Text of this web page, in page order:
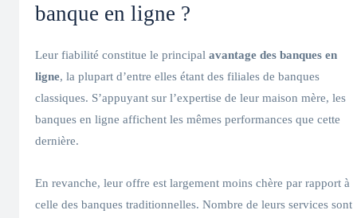
banque en ligne ?
Leur fiabilité constitue le principal avantage des banques en
ligne, la plupart d’entre elles étant des filiales de banques
classiques. S’appuyant sur l’expertise de leur maison mère, les
banques en ligne affichent les mêmes performances que cette
dernière.
En revanche, leur offre est largement moins chère par rapport à
celle des banques traditionnelles. Nombre de leurs services sont